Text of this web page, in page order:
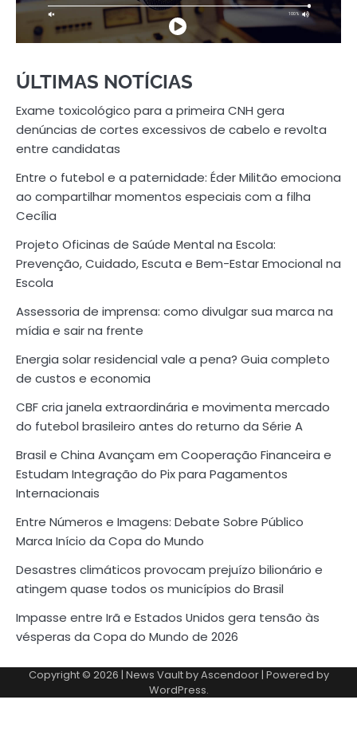
ÚLTIMAS NOTÍCIAS
Exame toxicológico para a primeira CNH gera
denúncias de cortes excessivos de cabelo e revolta
entre candidatas
Entre o futebol e a paternidade: Éder Militão emociona
ao compartilhar momentos especiais com a filha
Cecília
Projeto Oficinas de Saúde Mental na Escola:
Prevenção, Cuidado, Escuta e Bem-Estar Emocional na
Escola
Assessoria de imprensa: como divulgar sua marca na
mídia e sair na frente
Energia solar residencial vale a pena? Guia completo
de custos e economia
CBF cria janela extraordinária e movimenta mercado
do futebol brasileiro antes do returno da Série A
Brasil e China Avançam em Cooperação Financeira e
Estudam Integração do Pix para Pagamentos
Internacionais
Entre Números e Imagens: Debate Sobre Público
Marca Início da Copa do Mundo
Desastres climáticos provocam prejuízo bilionário e
atingem quase todos os municípios do Brasil
Impasse entre Irã e Estados Unidos gera tensão às
vésperas da Copa do Mundo de 2026
Copyright © 2026 | News Vault byAscendoor| Powered by
WordPress.